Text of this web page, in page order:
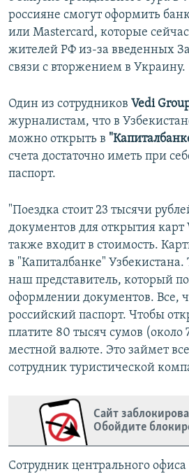
россияне смогут оформить
или Mastercard, которые
жителей РФ из-за введенных
связи с вторжением в Украину.
Один из сотрудников Vedi
журналистам, что в
можно открыть в
счета достаточно иметь при
паспорт.
"Поездка стоит 23 тысячи
документов для открытия
также входит в стоимость.
в "Капиталбанке" Узбекистана.
наш представитель, который
оформлении документов. Все,
российский паспорт. Чтобы
платите 80 тысяч сумов (около
местной валюте. Это займет
сотрудник туристической
Сайт
Обойдите
Сотрудник центрального